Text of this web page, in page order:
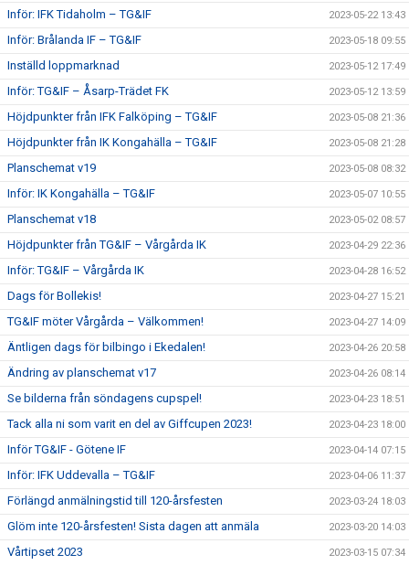
Inför: IFK Tidaholm – TG&IF 2023-05-22 13:43
Inför: Brålanda IF – TG&IF 2023-05-18 09:55
Inställd loppmarknad 2023-05-12 17:49
Inför: TG&IF – Åsarp-Trädet FK 2023-05-12 13:59
Höjdpunkter från IFK Falköping – TG&IF 2023-05-08 21:36
Höjdpunkter från IK Kongahälla – TG&IF 2023-05-08 21:28
Planschemat v19 2023-05-08 08:32
Inför: IK Kongahälla – TG&IF 2023-05-07 10:55
Planschemat v18 2023-05-02 08:57
Höjdpunkter från TG&IF – Vårgårda IK 2023-04-29 22:36
Inför: TG&IF – Vårgårda IK 2023-04-28 16:52
Dags för Bollekis! 2023-04-27 15:21
TG&IF möter Vårgårda – Välkommen! 2023-04-27 14:09
Äntligen dags för bilbingo i Ekedalen! 2023-04-26 20:58
Ändring av planschemat v17 2023-04-26 08:14
Se bilderna från söndagens cupspel! 2023-04-23 18:51
Tack alla ni som varit en del av Giffcupen 2023! 2023-04-23 18:00
Inför TG&IF - Götene IF 2023-04-14 07:15
Inför: IFK Uddevalla – TG&IF 2023-04-06 11:37
Förlängd anmälningstid till 120-årsfesten 2023-03-24 18:03
Glöm inte 120-årsfesten! Sista dagen att anmäla 2023-03-20 14:03
Vårtipset 2023 2023-03-15 07:34